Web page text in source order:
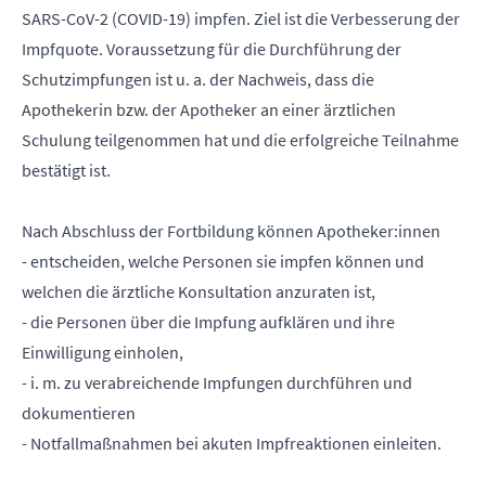
SARS-CoV-2 (COVID-19) impfen. Ziel ist die Verbesserung der
Impfquote. Voraussetzung für die Durchführung der
Schutzimpfungen ist u. a. der Nachweis, dass die
Apothekerin bzw. der Apotheker an einer ärztlichen
Schulung teilgenommen hat und die erfolgreiche Teilnahme
bestätigt ist.
Nach Abschluss der Fortbildung können Apotheker:innen
- entscheiden, welche Personen sie impfen können und
welchen die ärztliche Konsultation anzuraten ist,
- die Personen über die Impfung aufklären und ihre
Einwilligung einholen,
- i. m. zu verabreichende Impfungen durchführen und
dokumentieren
- Notfallmaßnahmen bei akuten Impfreaktionen einleiten.